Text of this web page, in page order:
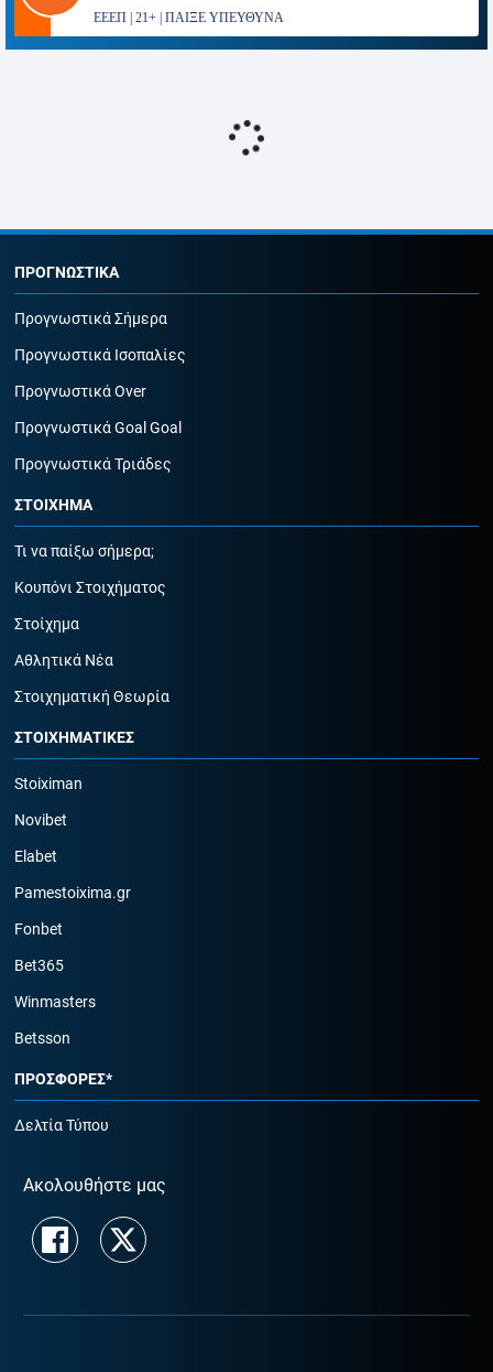
ΕΕΕΠ | 21+ | ΠΑΙΞΕ ΥΠΕΥΘΥΝΑ
ΠΡΟΓΝΩΣΤΙΚΑ
Προγνωστικά Σήμερα
Προγνωστικά Ισοπαλίες
Προγνωστικά Over
Προγνωστικά Goal Goal
Προγνωστικά Τριάδες
ΣΤΟΙΧΗΜΑ
Τι να παίξω σήμερα;
Κουπόνι Στοιχήματος
Στοίχημα
Αθλητικά Νέα
Στοιχηματική Θεωρία
ΣΤΟΙΧΗΜΑΤΙΚΕΣ
Stoiximan
Novibet
Elabet
Pamestoixima.gr
Fonbet
Bet365
Winmasters
Betsson
ΠΡΟΣΦΟΡΕΣ*
Δελτία Τύπου
Ακολουθήστε μας